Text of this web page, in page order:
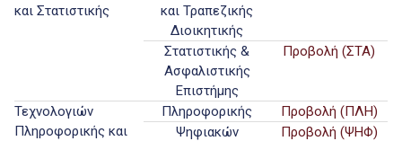
και Στατιστικής
και Τραπεζικής
Διοικητικής
Στατιστικής &
Ασφαλιστικής
Επιστήμης
Προβολή (ΣΤΑ)
Τεχνολογιών
Πληροφορικής και
Πληροφορικής
Προβολή (ΠΛΗ)
Ψηφιακών
Προβολή (ΨΗΦ)